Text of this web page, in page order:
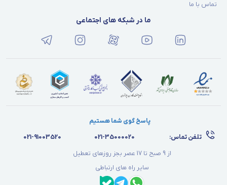
تماس با ما
ما در شبکه های اجتماعی
پاسخ گوی شما هستیم
تلفن تماس:
021-35000020
021-91003520
از 9 صبح تا 17 عصر بجز روزهای تعطیل
سایر راه های ارتباطی